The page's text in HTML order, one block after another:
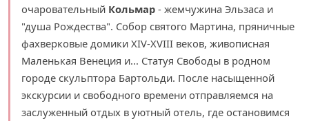
очаровательный Кольмар - жемчужина Эльзаса и
"душа Рождества". Собор святого Мартина, пряничные
фахверковые домики XIV-XVIII веков, живописная
Маленькая Венеция и... Статуя Свободы в родном
городе скульптора Бартольди. После насыщенной
экскурсии и свободного времени отправляемся на
заслуженный отдых в уютный отель, где остановимся